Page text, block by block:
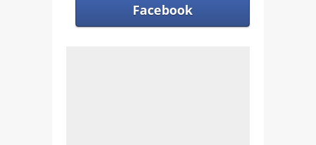
Facebook